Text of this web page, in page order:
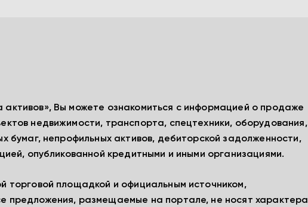
Вы можете ознакомиться с информацией о продаже
недвижимости, транспорта, спецтехники, оборудования,
бумаг, непрофильных активов, дебиторской задолженности,
опубликованной кредитными и иными организациями.
торговой площадкой и официальным источником,
предложения, размещаемые на портале, не носят характера